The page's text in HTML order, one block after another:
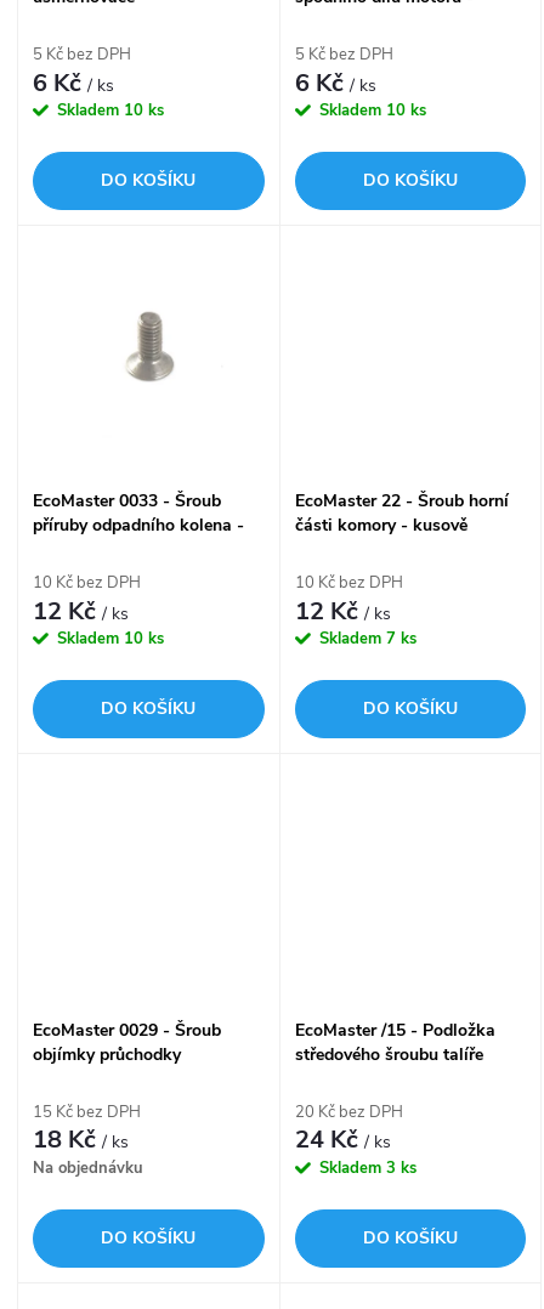
o
d
o
d
5 Kč bez DPH
6 Kč/ ks
Skladem 10 ks
DO KOŠÍKU
5 Kč bez DPH
6 Kč/ ks
Skladem 10 ks
DO KOŠÍKU
EcoMaster 0033 - Šroub
příruby odpadního kolena -
10 Kč bez DPH
12 Kč/ ks
Skladem 10 ks
DO KOŠÍKU
EcoMaster 22 - Šroub horní
části komory - kusově
10 Kč bez DPH
12 Kč/ ks
Skladem 7 ks
DO KOŠÍKU
EcoMaster 0029 - Šroub
objímky průchodky
15 Kč bez DPH
18 Kč/ ks
Na objednávku
DO KOŠÍKU
EcoMaster /15 - Podložka
středového šroubu talíře
20 Kč bez DPH
24 Kč/ ks
Skladem 3 ks
DO KOŠÍKU